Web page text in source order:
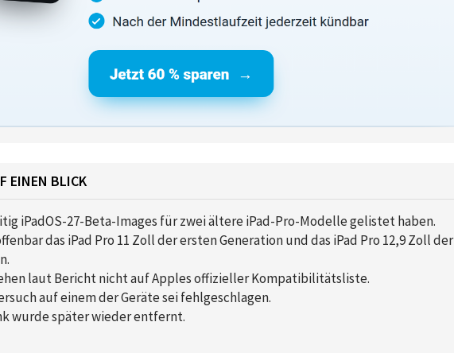
EINEN BLICK
iPadOS-27-Beta-Images für zwei ältere iPad-Pro-Modelle gelistet haben.
das iPad Pro 11 Zoll der ersten Generation und das iPad Pro 12,9 Zoll der
laut Bericht nicht auf Apples offizieller Kompatibilitätsliste.
auf einem der Geräte sei fehlgeschlagen.
wurde später wieder entfernt.